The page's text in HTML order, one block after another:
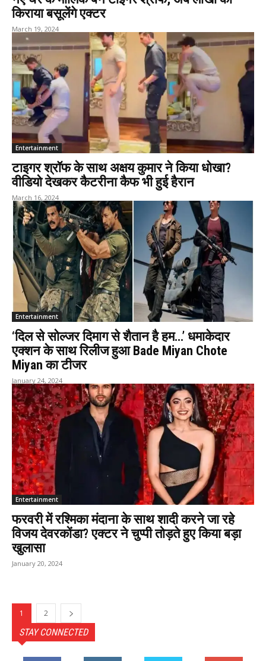
किराया बसूलेंगे एक्टर
March 19, 2024
Entertainment
टाइगर श्रॉफ के साथ अक्षय कुमार ने किया धोखा?
वीडियो देखकर कैटरीना कैफ भी हुई हैरान
March 16, 2024
Entertainment
‘दिल से सोल्जर दिमाग से शैतान है हम…’ धमाकेदार
एक्शन के साथ रिलीज हुआ Bade Miyan Chote
Miyan का टीजर
January 24, 2024
Entertainment
फरवरी में रश्मिका मंदाना के साथ शादी करने जा रहे
विजय देवरकोंडा? एक्टर ने चुप्पी तोड़ते हुए किया बड़ा
खुलासा
January 20, 2024
1 2
STAY CONNECTED